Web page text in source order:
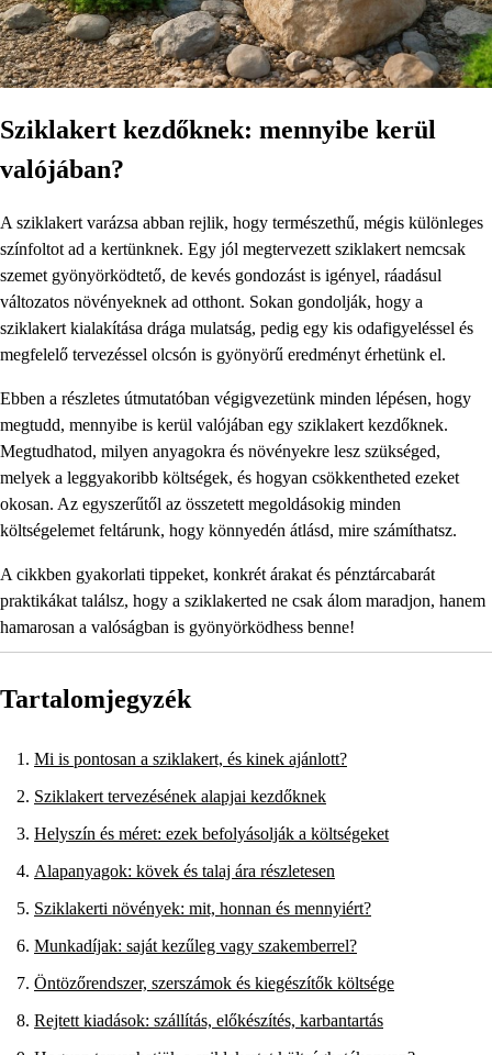
Sziklakert kezdőknek: mennyibe kerül
valójában?
A sziklakert varázsa abban rejlik, hogy természethű, mégis különleges
színfoltot ad a kertünknek. Egy jól megtervezett sziklakert nemcsak
szemet gyönyörködtető, de kevés gondozást is igényel, ráadásul
változatos növényeknek ad otthont. Sokan gondolják, hogy a
sziklakert kialakítása drága mulatság, pedig egy kis odafigyeléssel és
megfelelő tervezéssel olcsón is gyönyörű eredményt érhetünk el.
Ebben a részletes útmutatóban végigvezetünk minden lépésen, hogy
megtudd, mennyibe is kerül valójában egy sziklakert kezdőknek.
Megtudhatod, milyen anyagokra és növényekre lesz szükséged,
melyek a leggyakoribb költségek, és hogyan csökkentheted ezeket
okosan. Az egyszerűtől az összetett megoldásokig minden
költségelemet feltárunk, hogy könnyedén átlásd, mire számíthatsz.
A cikkben gyakorlati tippeket, konkrét árakat és pénztárcabarát
praktikákat találsz, hogy a sziklakerted ne csak álom maradjon, hanem
hamarosan a valóságban is gyönyörködhess benne!
Tartalomjegyzék
Mi is pontosan a sziklakert, és kinek ajánlott?
Sziklakert tervezésének alapjai kezdőknek
Helyszín és méret: ezek befolyásolják a költségeket
Alapanyagok: kövek és talaj ára részletesen
Sziklakerti növények: mit, honnan és mennyiért?
Munkadíjak: saját kezűleg vagy szakemberrel?
Öntözőrendszer, szerszámok és kiegészítők költsége
Rejtett kiadások: szállítás, előkészítés, karbantartás